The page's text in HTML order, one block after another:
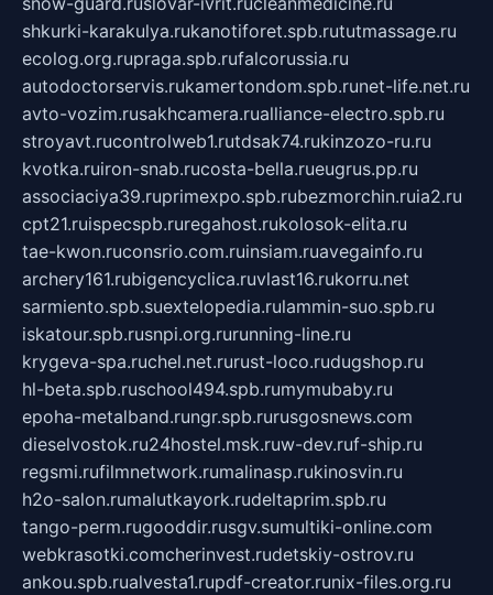
shkurki-karakulya.rukanotiforet.spb.rututmassage.ru
ecolog.org.rupraga.spb.rufalcorussia.ru
autodoctorservis.rukamertondom.spb.runet-life.net.ru
avto-vozim.rusakhcamera.rualliance-electro.spb.ru
stroyavt.rucontrolweb1.rutdsak74.rukinzozo-ru.ru
kvotka.ruiron-snab.rucosta-bella.rueugrus.pp.ru
associaciya39.ruprimexpo.spb.rubezmorchin.ruia2.ru
cpt21.ruispecspb.ruregahost.rukolosok-elita.ru
tae-kwon.ruconsrio.com.ruinsiam.ruavegainfo.ru
archery161.rubigencyclica.ruvlast16.rukorru.net
sarmiento.spb.suextelopedia.rulammin-suo.spb.ru
iskatour.spb.rusnpi.org.rurunning-line.ru
krygeva-spa.ruchel.net.rurust-loco.rudugshop.ru
hl-beta.spb.ruschool494.spb.rumymubaby.ru
epoha-metalband.rungr.spb.rurusgosnews.com
dieselvostok.ru24hostel.msk.ruw-dev.ruf-ship.ru
regsmi.rufilmnetwork.rumalinasp.rukinosvin.ru
h2o-salon.rumalutkayork.rudeltaprim.spb.ru
tango-perm.rugooddir.rusgv.sumultiki-online.com
webkrasotki.comcherinvest.rudetskiy-ostrov.ru
ankou.spb.rualvesta1.rupdf-creator.runix-files.org.ru